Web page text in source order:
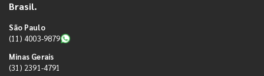
Brasil.
São Paulo
(11) 4003-9879
Minas Gerais
(31) 2391-4791